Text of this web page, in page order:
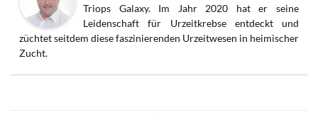
Triops Galaxy. Im Jahr 2020 hat er seine
Leidenschaft für Urzeitkrebse entdeckt und
züchtet seitdem diese faszinierenden Urzeitwesen in heimischer
Zucht.